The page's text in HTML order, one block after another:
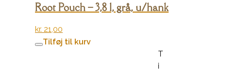
Root Pouch – 3,8 l, grå, u/hank
kr. 21,00
Tilføj til kurv
T
i